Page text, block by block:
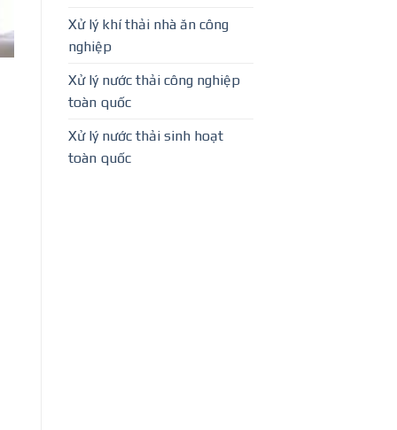
Xử lý khí thải nhà ăn công
nghiệp
Xử lý nước thải công nghiệp
toàn quốc
Xử lý nước thải sinh hoạt
toàn quốc